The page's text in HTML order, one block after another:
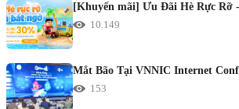
[Khuyến mãi] Ưu Đãi Hè Rực Rỡ
10.149
Mắt Bão Tại VNNIC Internet
153